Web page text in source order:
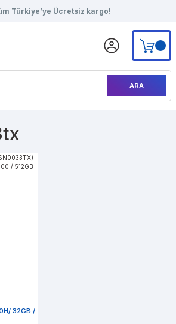
Türkiye’ye Ücretsiz kargo!
ARA
32GB /